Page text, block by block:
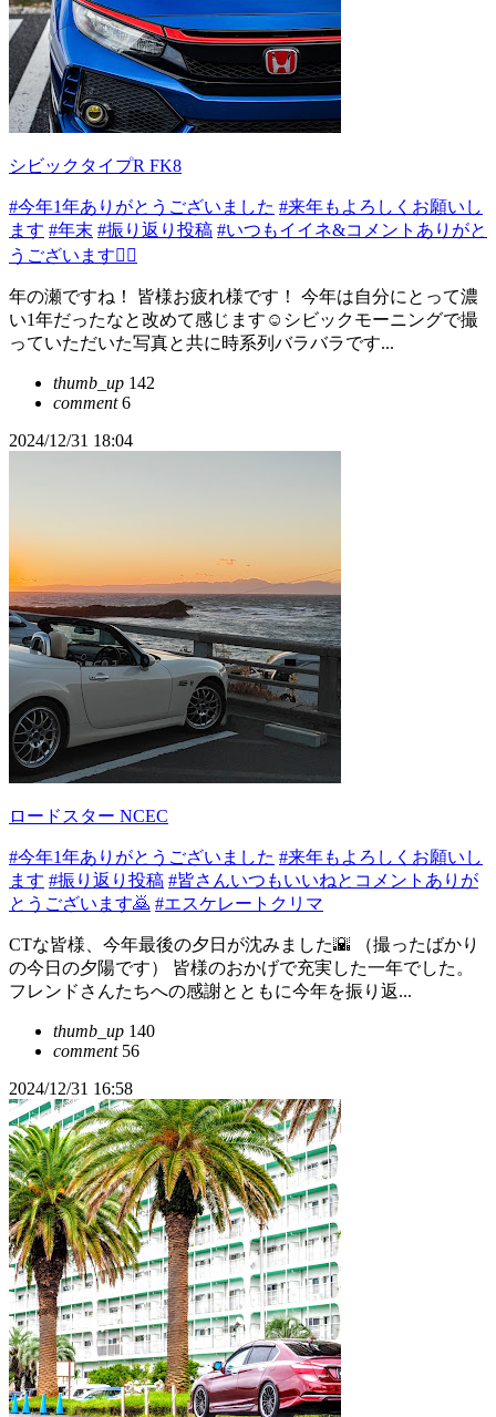
シビックタイプR FK8
#今年1年ありがとうございました #来年もよろしくお願いし
ます #年末 #振り返り投稿 #いつもイイネ&コメントありがと
うございます🙇‍♂️
年の瀬ですね！ 皆様お疲れ様です！ 今年は自分にとって濃
い1年だったなと改めて感じます☺️シビックモーニングで撮
っていただいた写真と共に時系列バラバラです...
thumb_up 142
comment6
2024/12/31 18:04
ロードスター NCEC
#今年1年ありがとうございました #来年もよろしくお願いし
ます #振り返り投稿 #皆さんいつもいいねとコメントありが
とうございます🙇 #エスケレートクリマ
CTな皆様、今年最後の夕日が沈みました🌇 （撮ったばかり
の今日の夕陽です） 皆様のおかげで充実した一年でした。
フレンドさんたちへの感謝とともに今年を振り返...
thumb_up 140
comment56
2024/12/31 16:58